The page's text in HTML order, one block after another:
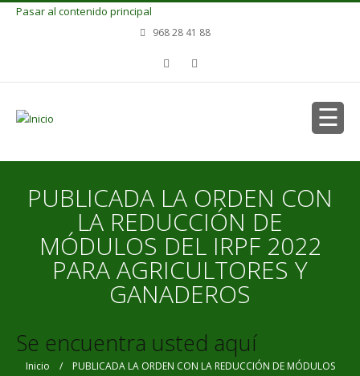
Pasar al contenido principal
968 28 41 88
PUBLICADA LA ORDEN CON
LA REDUCCIÓN DE
MÓDULOS DEL IRPF 2022
PARA AGRICULTORES Y
GANADEROS
Se encuentra usted aquí
Inicio / PUBLICADA LA ORDEN CON LA REDUCCIÓN DE MÓDULOS